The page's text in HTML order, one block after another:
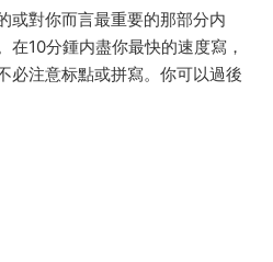
或對你而言最重要的那部分内
在10分鍾内盡你最快的速度寫，
必注意标點或拼寫。你可以過後